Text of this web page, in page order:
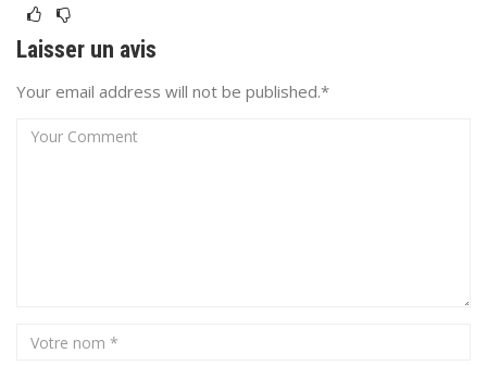
Laisser un avis
Your email address will not be published.*